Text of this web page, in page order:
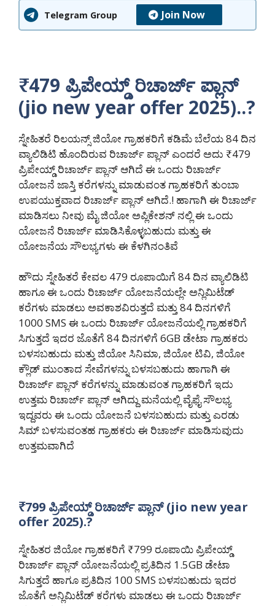
Telegram Group Join Now
₹479 ಪ್ರಿಪೇಯ್ಡ್ ರಿಚಾರ್ಜ್ ಪ್ಲಾನ್
(jio new year offer 2025)..?
ಸ್ನೇಹಿತರೆ ರಿಲಯನ್ಸ್ ಜಿಯೋ ಗ್ರಾಹಕರಿಗೆ ಕಡಿಮೆ ಬೆಲೆಯ 84 ದಿನ
ವ್ಯಾಲಿಡಿಟಿ ಹೊಂದಿರುವ ರಿಚಾರ್ಜ್ ಪ್ಲಾನ್ ಎಂದರೆ ಅದು ₹479
ಪ್ರಿಪೇಯ್ಡ್ ರಿಚಾರ್ಜ್ ಪ್ಲಾನ್ ಆಗಿದೆ ಈ ಒಂದು ರಿಚಾರ್ಜ್
ಯೋಜನೆ ಜಾಸ್ತಿ ಕರೆಗಳನ್ನು ಮಾಡುವಂತ ಗ್ರಾಹಕರಿಗೆ ತುಂಬಾ
ಉಪಯುಕ್ತವಾದ ರಿಚಾರ್ಜ್ ಪ್ಲಾನ್ ಆಗಿದೆ.! ಹಾಗಾಗಿ ಈ ರಿಚಾರ್ಜ್
ಮಾಡಿಸಲು ನೀವು ಮೈ ಜಿಯೋ ಅಪ್ಲಿಕೇಶನ್ ನಲ್ಲಿ ಈ ಒಂದು
ಯೋಜನೆ ರಿಚಾರ್ಜ್ ಮಾಡಿಸಿಕೊಳ್ಳಬಹುದು ಮತ್ತು ಈ
ಯೋಜನೆಯ ಸೌಲಭ್ಯಗಳು ಈ ಕೆಳಗಿನಂತಿವೆ
ಹೌದು ಸ್ನೇಹಿತರೆ ಕೇವಲ 479 ರೂಪಾಯಿಗೆ 84 ದಿನ ವ್ಯಾಲಿಡಿಟಿ
ಹಾಗೂ ಈ ಒಂದು ರಿಚಾರ್ಜ್ ಯೋಜನೆಯಲ್ಲೇ ಅನ್ಲಿಮಿಟೆಡ್
ಕರೆಗಳು ಮಾಡಲು ಅವಕಾಶವಿರುತ್ತದೆ ಮತ್ತು 84 ದಿನಗಳಿಗೆ
1000 SMS ಈ ಒಂದು ರಿಚಾರ್ಜ್ ಯೋಜನೆಯಲ್ಲಿ ಗ್ರಾಹಕರಿಗೆ
ಸಿಗುತ್ತದೆ ಇದರ ಜೊತೆಗೆ 84 ದಿನಗಳಿಗೆ 6GB ಡೇಟಾ ಗ್ರಾಹಕರು
ಬಳಸಬಹುದು ಮತ್ತು ಜಿಯೋ ಸಿನಿಮಾ, ಜಿಯೋ ಟಿವಿ, ಜಿಯೋ
ಕ್ಲೌಡ್ ಮುಂತಾದ ಸೇವೆಗಳನ್ನು ಬಳಸಬಹುದು ಹಾಗಾಗಿ ಈ
ರಿಚಾರ್ಜ್ ಪ್ಲಾನ್ ಕರೆಗಳನ್ನು ಮಾಡುವಂತ ಗ್ರಾಹಕರಿಗೆ ಇದು
ಉತ್ತಮ ರಿಚಾರ್ಜ್ ಪ್ಲಾನ್ ಆಗಿದ್ದು ಮನೆಯಲ್ಲಿ ವೈಫೈ ಸೌಲಭ್ಯ
ಇದ್ದವರು ಈ ಒಂದು ಯೋಜನೆ ಬಳಸಬಹುದು ಮತ್ತು ಎರಡು
ಸಿಮ್ ಬಳಸುವಂತಹ ಗ್ರಾಹಕರು ಈ ರಿಚಾರ್ಜ್ ಮಾಡಿಸುವುದು
ಉತ್ತಮವಾಗಿದೆ
₹799 ಪ್ರಿಪೇಯ್ಡ್ ರಿಚಾರ್ಜ್ ಪ್ಲಾನ್ (jio new year
offer 2025).?
ಸ್ನೇಹಿತರ ಜಿಯೋ ಗ್ರಾಹಕರಿಗೆ ₹799 ರೂಪಾಯಿ ಪ್ರಿಪೇಯ್ಡ್
ರಿಚಾರ್ಜ್ ಪ್ಲಾನ್ ಯೋಜನೆಯಲ್ಲಿ ಪ್ರತಿದಿನ 1.5GB ಡೇಟಾ
ಸಿಗುತ್ತದೆ ಹಾಗೂ ಪ್ರತಿದಿನ 100 SMS ಬಳಸಬಹುದು ಇದರ
ಜೊತೆಗೆ ಅನ್ಲಿಮಿಟೆಡ್ ಕರೆಗಳು ಮಾಡಲು ಈ ಒಂದು ರಿಚಾರ್ಜ್